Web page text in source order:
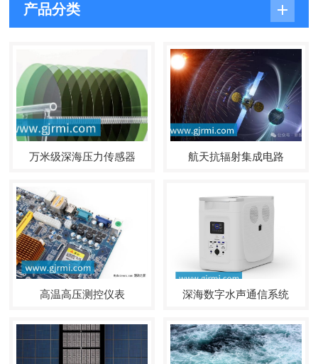
产品分类
万米级深海压力传感器 航天抗辐射集成电路
高温高压测控仪表 深海数字水声通信系统